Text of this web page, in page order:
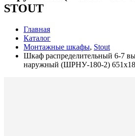
STOUT
Главная
Каталог
Монтажные шкафы, Stout
Шкаф распределительный 6-7
наружный (ШРНУ-180-2)